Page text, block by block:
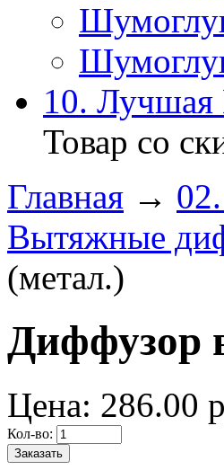
10. Лучшая
Товар со
Главная →
Вытяжные
(метал.)
Диффузор
Цена: 286.00
Кол-во: